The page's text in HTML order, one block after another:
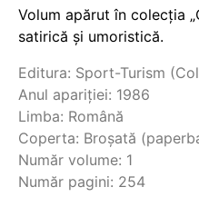
Volum apărut în colecția
satirică și umoristică.
Editura: Sport-Turism
Anul apariției: 1986
Limba: Română
Coperta: Broșată
Număr volume: 1
Număr pagini: 254